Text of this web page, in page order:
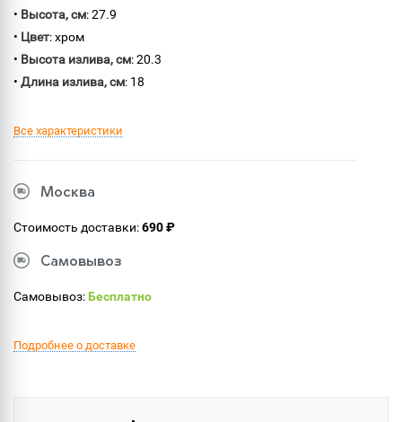
• Высота, см: 27.9
• Цвет: хром
• Высота излива, см: 20.3
• Длина излива, см: 18
Все характеристики
Москва
Стоимость доставки:690 ₽
Самовывоз
Самовывоз:Бесплатно
Подробнее о доставке